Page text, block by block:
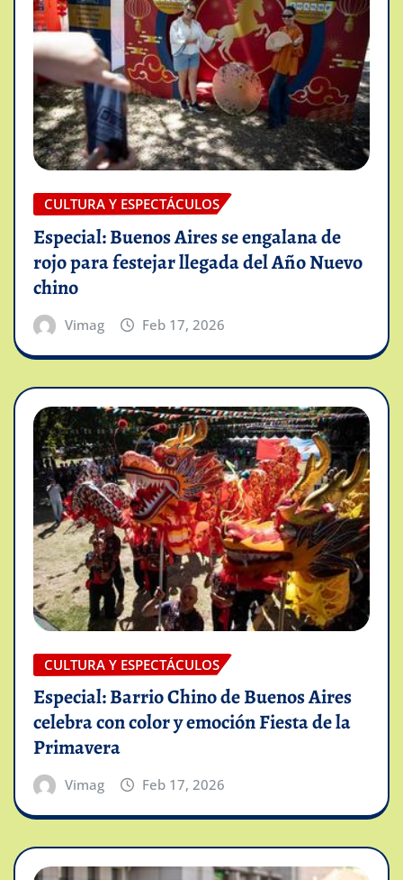
CULTURA Y ESPECTÁCULOS
Especial: Buenos Aires se engalana de
rojo para festejar llegada del Año Nuevo
chino
Vimag Feb 17, 2026
CULTURA Y ESPECTÁCULOS
Especial: Barrio Chino de Buenos Aires
celebra con color y emoción Fiesta de la
Primavera
Vimag Feb 17, 2026